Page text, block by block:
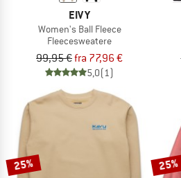
EIVY
Women's Ball Fleece
Fleecesweatere
99,95 €fra 77,96 €
5,0(1)
25% 25%